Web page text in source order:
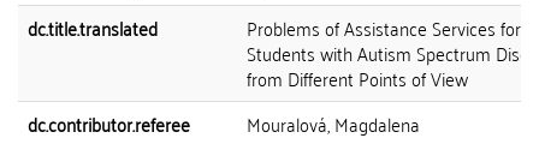
dc.title.translated
Problems of Assistance Services for
Students with Autism Spectrum
from Different Points of View
dc.contributor.referee
Mouralová, Magdalena